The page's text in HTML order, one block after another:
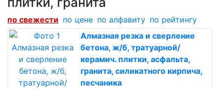
по cвежести по цене по алфавиту по рейтингу
Алмазная резка и сверление
бетона, ж/б, тратуарной/
керамич. плитки, асфальта,
гранита, силикатного кирпича,
песчаника